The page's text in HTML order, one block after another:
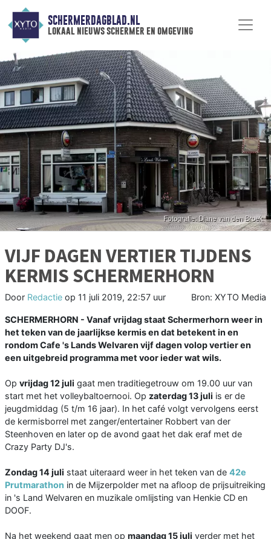
SCHERMERDAGBLAD.NL
lokaal nieuws schermer en omgeving
VIJF DAGEN VERTIER TIJDENS
KERMIS SCHERMERHORN
Door Redactie op 11 juli 2019, 22:57 uur Bron: XYTO Media
SCHERMERHORN - Vanaf vrijdag staat Schermerhorn weer in
het teken van de jaarlijkse kermis en dat betekent in en
rondom Cafe 's Lands Welvaren vijf dagen volop vertier en
een uitgebreid programma met voor ieder wat wils.
Op vrijdag 12 juli gaat men traditiegetrouw om 19.00 uur van
start met het volleybaltoernooi. Op zaterdag 13 juli is er de
jeugdmiddag (5 t/m 16 jaar). In het café volgt vervolgens eerst
de kermisborrel met zanger/entertainer Robbert van der
Steenhoven en later op de avond gaat het dak eraf met de
Crazy Party DJ's.
Zondag 14 juli staat uiteraard weer in het teken van de 42e
Prutmarathon in de Mijzerpolder met na afloop de prijsuitreiking
in 's Land Welvaren en muzikale omlijsting van Henkie CD en
DOOF.
Na het weekend gaat men op maandag 15 juli verder met het